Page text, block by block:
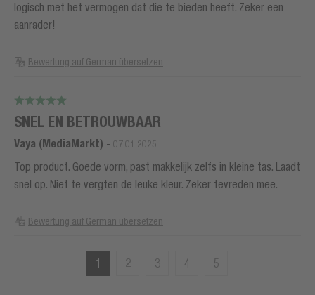
logisch met het vermogen dat die te bieden heeft. Zeker een
aanrader!
Bewertung auf German übersetzen
SNEL EN BETROUWBAAR
Vaya (MediaMarkt) - 07.01.2025
Top product. Goede vorm, past makkelijk zelfs in kleine tas. Laadt
snel op. Niet te vergten de leuke kleur. Zeker tevreden mee.
Bewertung auf German übersetzen
1 2 3 4 5